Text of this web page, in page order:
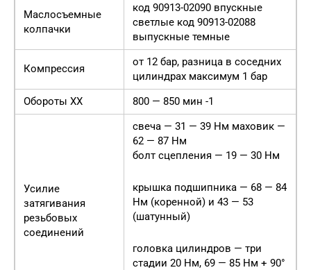
Маслосъемные
колпачки
код 90913-02090 впускные
светлые код 90913-02088
выпускные темные
Компрессия
от 12 бар, разница в соседних
цилиндрах максимум 1 бар
Обороты ХХ
800 — 850 мин -1
Усилие
затягивания
резьбовых
соединений
свеча — 31 — 39 Нм маховик —
62 — 87 Нм
болт сцепления — 19 — 30 Нм
крышка подшипника — 68 — 84
Нм (коренной) и 43 — 53
(шатунный)
головка цилиндров — три
стадии 20 Нм, 69 — 85 Нм + 90°